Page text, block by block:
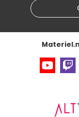
Accessibilité : non